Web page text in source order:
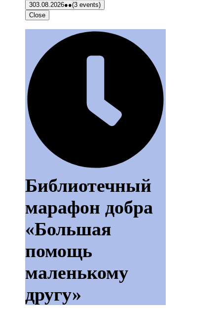
303.08.2026●●(3 events)
Close
Библиотечный
марафон добра
«Большая
помощь
маленькому
другу»